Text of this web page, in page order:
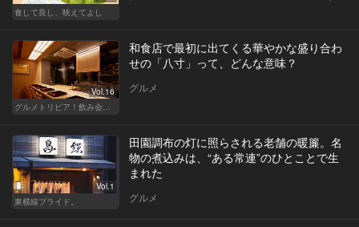
食して良し、映えてよし
Vol.16
グルメトリビア！飲み会やデートで会話のネタになるQ＆A
和食店で最初に出てくる華やかな盛り合わ
せの「八寸」って、どんな意味？
グルメ
Vol.1
東横線プライド。
田園調布の灯に照らされる老舗の暖簾。名
物の煮込みは、“ある常連”のひとことで生
まれた
グルメ